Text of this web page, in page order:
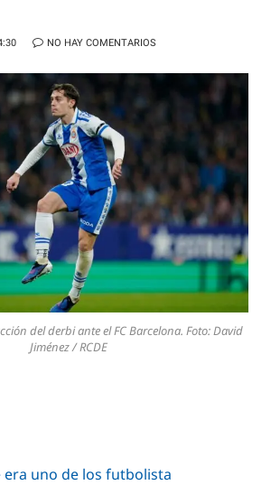
NO HAY COMENTARIOS
del derbi ante el FC Barcelona. Foto: David
Jiménez / RCDE
era uno de los futbolista